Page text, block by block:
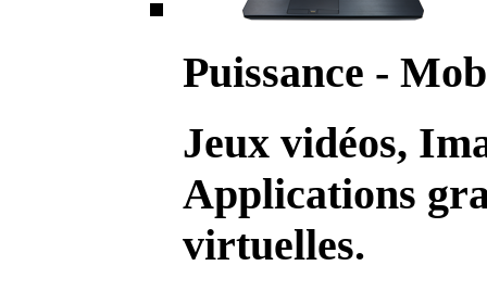
Puissance -
Jeux vidéos,
Applications
virtuelles.